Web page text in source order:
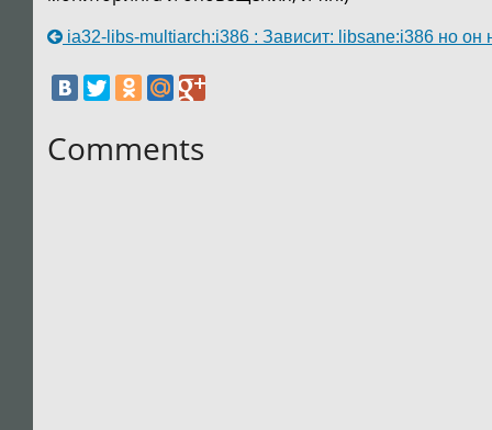
ia32-libs-multiarch:i386 : Зависит: libsane:i386 но он
Comments